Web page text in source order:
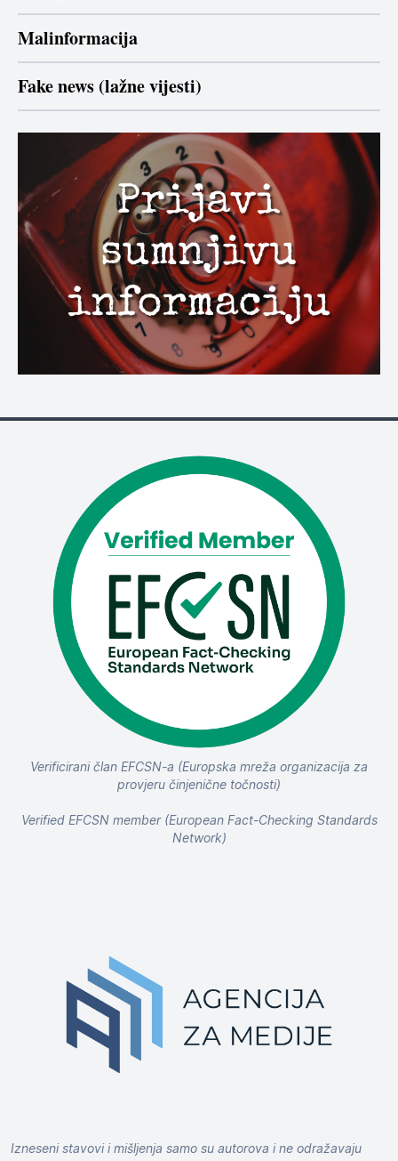
Malinformacija
Fake news (lažne vijesti)
Verificirani član EFCSN-a (Europska mreža organizacija za
provjeru činjenične točnosti)
Verified EFCSN member (European Fact-Checking Standards
Network)
Izneseni stavovi i mišljenja samo su autorova i ne odražavaju